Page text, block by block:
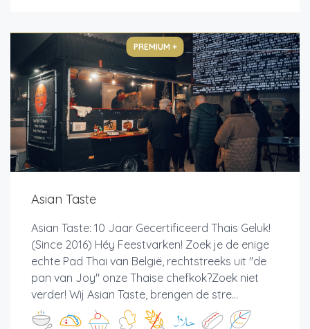
PREMIUM +
Asian Taste
Asian Taste: 10 Jaar Gecertificeerd Thais Geluk!
(Since 2016) Héy Feestvarken! Zoek je de enige
echte Pad Thai van België, rechtstreeks uit "de
pan van Joy" onze Thaise chefkok?Zoek niet
verder! Wij Asian Taste, brengen de stre...